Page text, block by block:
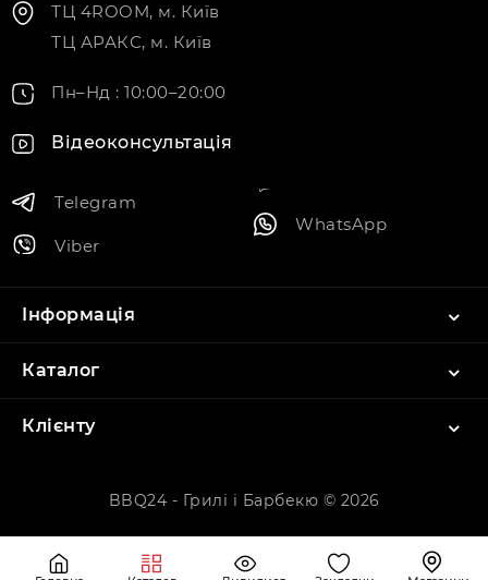
ТЦ 4ROOM, м. Київ
ТЦ АРАКС, м. Київ
Пн–Нд : 10:00–20:00
Відеоконсультація
Telegram
Viber
WhatsApp
Інформація
Каталог
Клієнту
BBQ24 - Грилі і Барбекю © 2026